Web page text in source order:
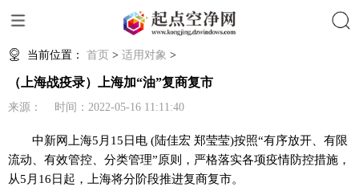
当前位置： 首页 > 适用对象 >
（上海战疫录）上海加“油”复商复市
来源： 时间：2022-05-16 11:11:40
中新网 上海5月15日电 (陆佳宏 郑莹莹)按照“有序放开、有限
流动、有效管控、分类管理”原则，严格落实各项疫情防控措施，
从5月16日起，上海将分阶段推进复商复市。